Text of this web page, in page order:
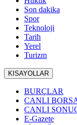
Son dakika
Spor
Teknoloji
Tarih
Yerel
Turizm
KISAYOLLAR
BURÇLAR
CANLI
CANLI
E-Gazete